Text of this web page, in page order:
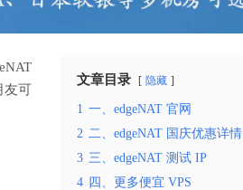
文章目录 隐藏
1 一、edgeNAT 官网
2 二、edgeNAT 国庆优惠详情
3 三、edgeNAT 测试 IP
4 四、更多便宜 VPS
友可